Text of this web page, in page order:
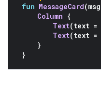
fun MessageCard(msg
Column {
Text(text =
Text(text =
}
}